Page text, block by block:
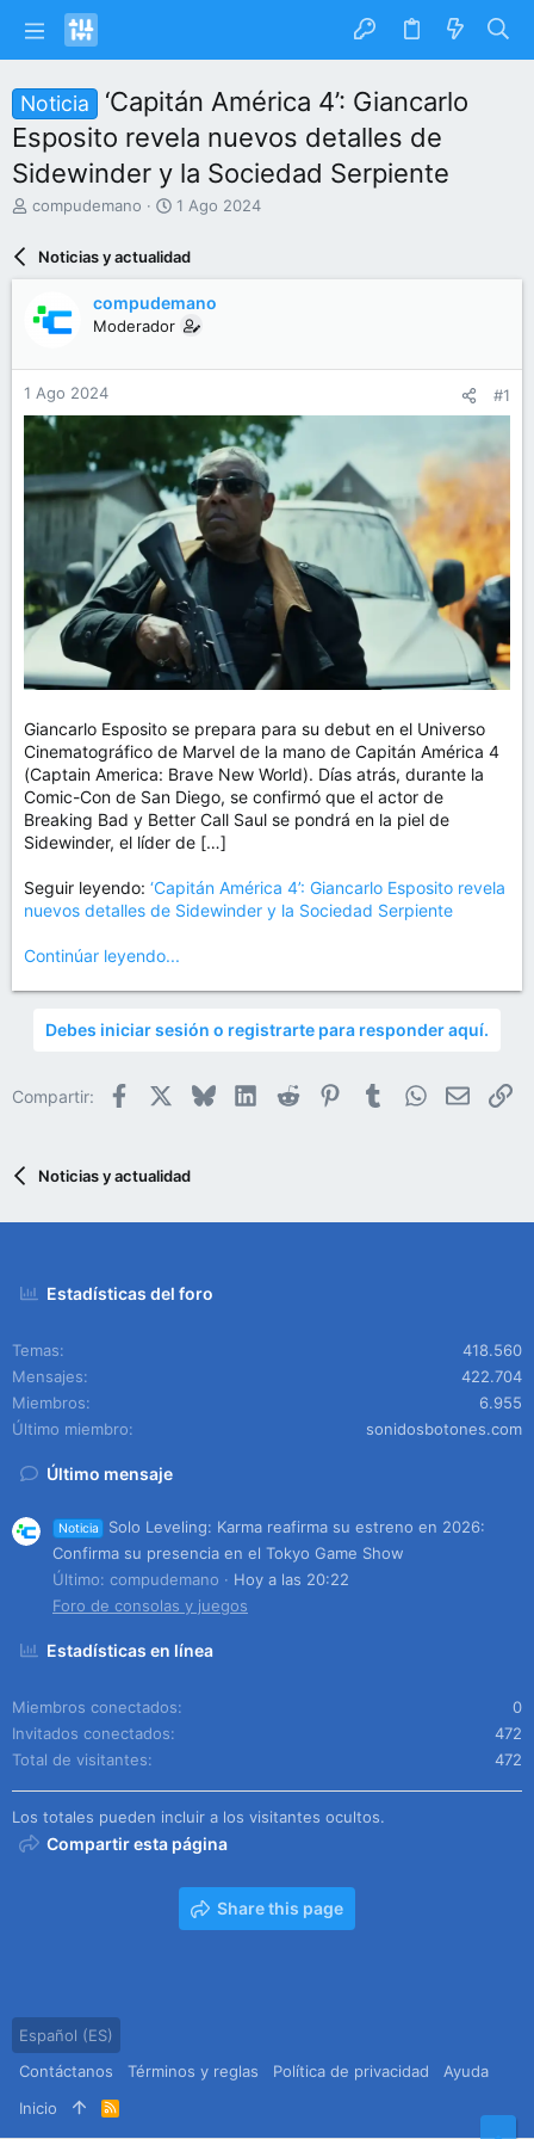
Noticia
‘Capitán América 4’: Giancarlo
Esposito revela nuevos detalles de
Sidewinder y la Sociedad Serpiente
I
a
r
d
e
e
m
compudemano
F
h
d
e
n
c
o
1 Ago 2024
Noticias y actualidad
compudemano
Moderador
1 Ago 2024 #1
Giancarlo Esposito se prepara para su debut en el Universo
Cinematográfico de Marvel de la mano de Capitán América 4
(Captain America: Brave New World). Días atrás, durante la
Comic-Con de San Diego, se confirmó que el actor de
Breaking Bad y Better Call Saul se pondrá en la piel de
Sidewinder, el líder de […]
Seguir leyendo: ‘Capitán América 4’: Giancarlo Esposito revela
nuevos detalles de Sidewinder y la Sociedad Serpiente
Continúar leyendo...
Debes iniciar sesión o registrarte para responder aquí.
Compartir: Facebook BlueskyLinkedIn
Reddit PinterestTumblrWhatsApp
Email
Noticias y actualidad
Estadísticas del foro
Temas
418.560
Mensajes
422.704
Miembros
6.955
Último miembro
sonidosbotones.com
Último mensaje
Noticia
Solo Leveling: Karma reafirma su estreno en 2026:
Confirma su presencia en el Tokyo Game Show
Último: compudemano
Hoy a las 20:22
Foro de consolas y juegos
Estadísticas en línea
Miembros conectados
0
Invitados conectados
472
Total de visitantes
472
Los totales pueden incluir a los visitantes ocultos.
Compartir esta página
Share this page
Español (ES)
Contáctanos
Términos y reglas Política de privacidad
Ayuda
Inicio
R